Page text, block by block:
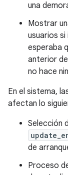
una
Mostrar
usuarios si
esperaba
anterior
no hace
En el sistema,
afectan lo
Selección
de
Proceso